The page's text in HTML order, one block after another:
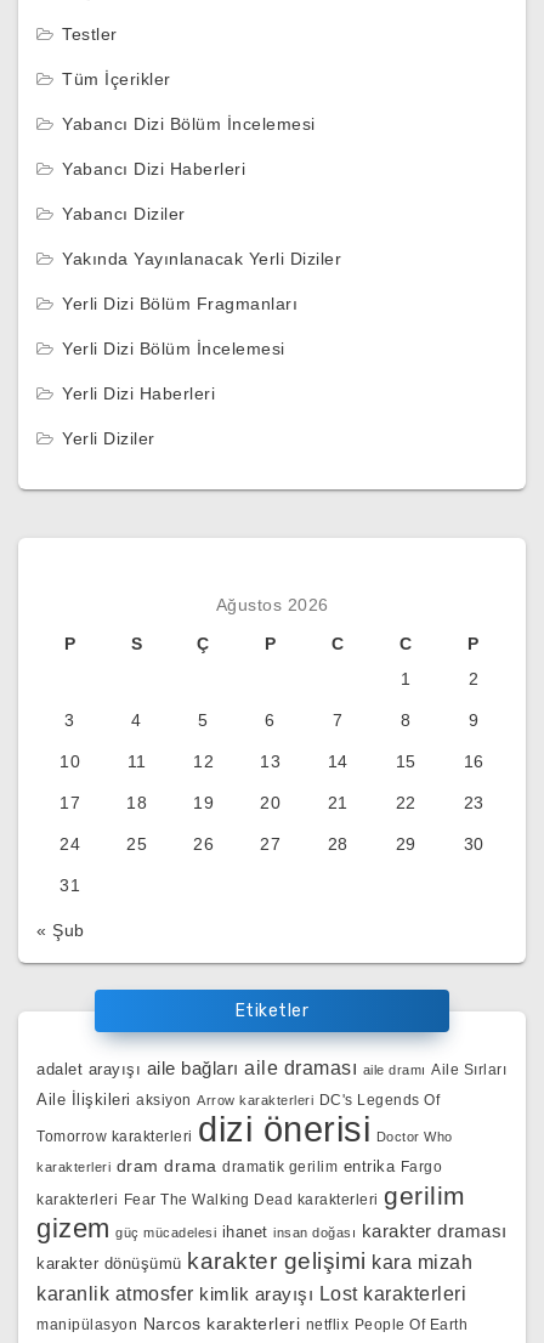
Testler
Tüm İçerikler
Yabancı Dizi Bölüm İncelemesi
Yabancı Dizi Haberleri
Yabancı Diziler
Yakında Yayınlanacak Yerli Diziler
Yerli Dizi Bölüm Fragmanları
Yerli Dizi Bölüm İncelemesi
Yerli Dizi Haberleri
Yerli Diziler
Ağustos 2026
P
S Ç P C C
P
1
2
3 4 5 6 7 8 9
10 11 12 13 14 15 16
17 18 19 20 21 22 23
24 25 26 27 28 29 30
31
« Şub
Etiketler
adalet arayışı aile bağları aile draması aile dramı Aile Sırları
Aile İlişkileri aksiyon Arrow karakterleri DC's Legends Of
Tomorrow karakterleri dizi önerisi Doctor Who
karakterleri dram drama dramatik gerilim entrika Fargo
karakterleri Fear The Walking Dead karakterleri gerilim
gizem güç mücadelesi ihanet insan doğası karakter draması
karakter dönüşümü karakter gelişimi kara mizah
karanlik atmosfer kimlik arayışı Lost karakterleri
manipülasyon Narcos karakterleri netflix People Of Earth